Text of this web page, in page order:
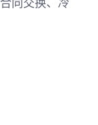
同交换、冷